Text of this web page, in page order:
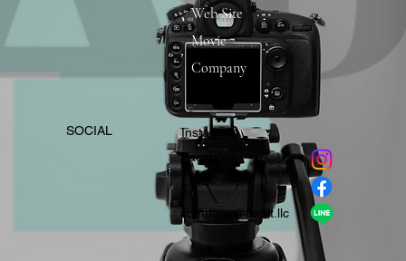
Web Site
Movie
Company
​SOCIAL
Instagram
​Facebook
company＠habit.llc